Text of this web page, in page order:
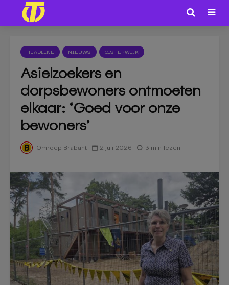
HEADLINE NIEUWS OISTERWIJK
Asielzoekers en
dorpsbewoners ontmoeten
elkaar: ‘Goed voor onze
bewoners’
Omroep Brabant 2 juli 2026 3 min. lezen